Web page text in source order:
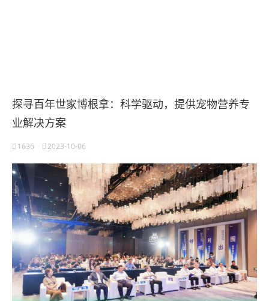
探寻百年世家博根拿：科学驱动，提供宠物营养专
业解决方案
1636 2023-10-06